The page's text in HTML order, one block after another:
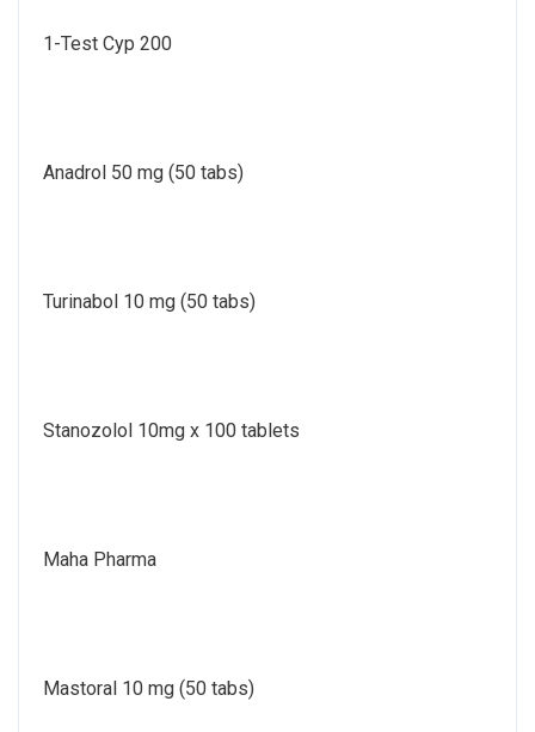
1-Test Cyp 200
Anadrol 50 mg (50 tabs)
Turinabol 10 mg (50 tabs)
Stanozolol 10mg x 100 tablets
Maha Pharma
Mastoral 10 mg (50 tabs)